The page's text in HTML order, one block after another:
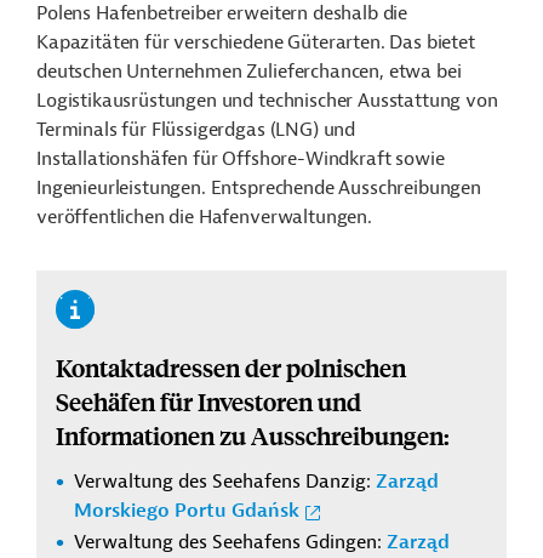
Polens Hafenbetreiber erweitern deshalb die
Kapazitäten für verschiedene Güterarten. Das bietet
deutschen Unternehmen Zulieferchancen, etwa bei
Logistikausrüstungen und technischer Ausstattung von
Terminals für Flüssigerdgas (LNG) und
Installationshäfen für Offshore-Windkraft sowie
Ingenieurleistungen. Entsprechende Ausschreibungen
veröffentlichen die Hafenverwaltungen.
Kontaktadressen der polnischen
Seehäfen für Investoren und
Informationen zu Ausschreibungen:
Verwaltung des Seehafens Danzig: Zarząd
Morskiego Portu Gdańsk
Verwaltung des Seehafens Gdingen: Zarząd